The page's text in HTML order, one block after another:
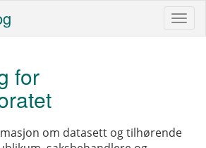
for
om datasett og tilhørende